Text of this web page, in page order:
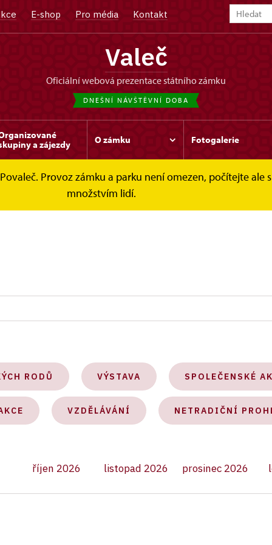
E-shop Pro média Kontakt
Valeč
oficiální webová prezentace státního zámku
DNEŠNÍ NÁVŠTĚVNÍ DOBA
a zájezdy
O zámku Fotogalerie
Provoz zámku a parku není omezen, počítejte ale
množstvím lidí.
RODŮ VÝSTAVA SPOLEČENSKÉ
VZDĚLÁVÁNÍ NETRADIČNÍ
říjen 2026 listopad 2026 prosinec 2026